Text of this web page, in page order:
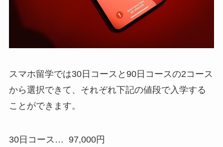
スマホ留学では30日コースと90日コースの2コース
から選択できて、それぞれ下記の値段で入学する
ことができます。
30日コース… 97,000円